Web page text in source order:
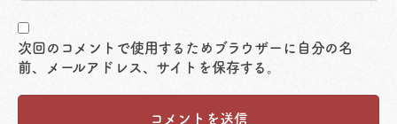
次回のコメントで使用するためブラウザーに自分の名
前、メールアドレス、サイトを保存する。